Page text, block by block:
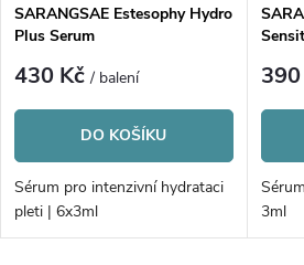
SARANGSAE Estesophy Hydro
Plus Serum
430 Kč/ balení
DO KOŠÍKU
Sérum pro intenzivní hydrataci
pleti | 6x3ml
3ml